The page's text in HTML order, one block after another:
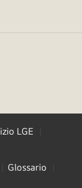
LGE
Glossario